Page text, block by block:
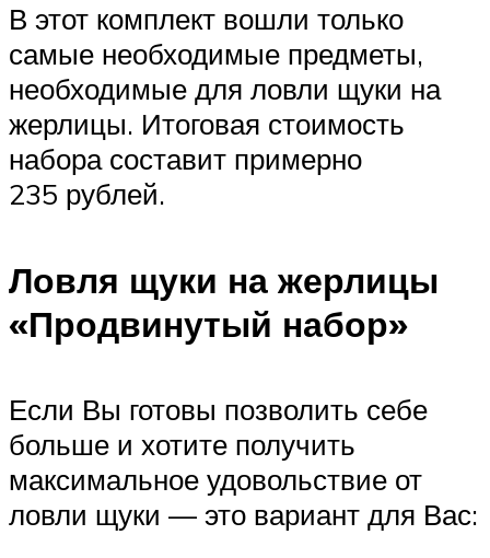
В этот комплект вошли только
самые необходимые предметы,
необходимые для ловли щуки на
жерлицы. Итоговая стоимость
набора составит примерно
235 рублей.
Ловля щуки на жерлицы
«Продвинутый набор»
Если Вы готовы позволить себе
больше и хотите получить
максимальное удовольствие от
ловли щуки — это вариант для Вас: